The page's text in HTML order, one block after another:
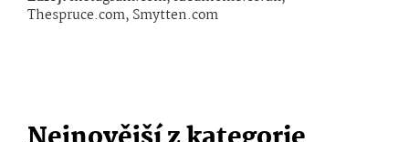
Thespruce.com, Smytten.com